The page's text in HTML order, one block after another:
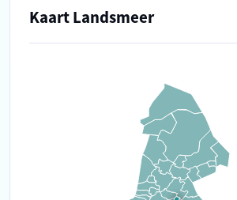
Kaart Landsmeer